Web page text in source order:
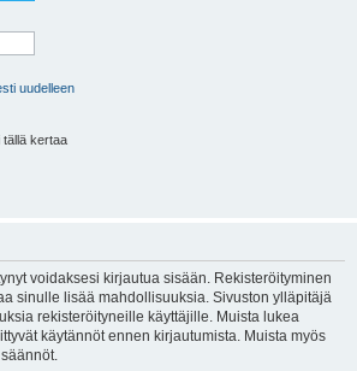
uudelleen
tällä kertaa
voidaksesi kirjautua sisään. Rekisteröityminen
sinulle lisää mahdollisuuksia. Sivuston ylläpitäjä
rekisteröityneille käyttäjille. Muista lukea
käytännöt ennen kirjautumista. Muista myös